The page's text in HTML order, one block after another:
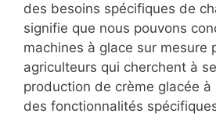
des besoins spécifiques de
signifie que nous pouvons
machines à glace sur mesure
agriculteurs qui cherchent à
production de crème glacée à
des fonctionnalités